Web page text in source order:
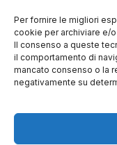
Per fornire le migliori
cookie per archiviare e/
Il consenso a queste
il comportamento di
mancato consenso o la
negativamente su
SEGUICI SUI SOCIAL